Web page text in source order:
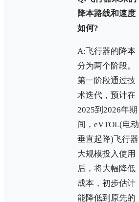
降本路线和速度
如何?
A:飞行器的降本
分为两个阶段。
第一阶段通过技
术迭代，预计在
2025到2026年期
间，eVTOL(电动
垂直起降)飞行器
大规模投入使用
后，将大幅降低
成本，初步估计
能降低到原先的